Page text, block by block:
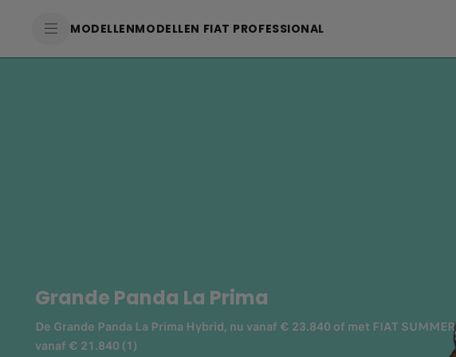
MODELLENMODELLEN FIAT PROFESSIONAL
Grande Panda La Prima
De Grande Panda La Prima Hybrid, nu vanaf € 23.840 of met FIAT SUMMER
vanaf € 21.840 (1)